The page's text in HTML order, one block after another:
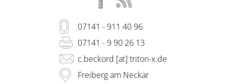
07141 - 911 40 96
07141 - 9 90 26 13
c.beckord [at] triton-x.de
Freiberg am Neckar